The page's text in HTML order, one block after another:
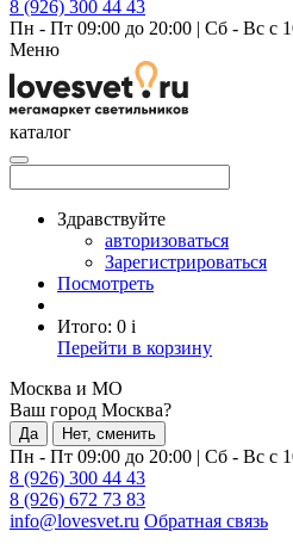
8 (926) 300 44 43
Пн - Пт 09:00 до 20:00 | Сб - Вс с
Меню
каталог
Здравствуйте
авторизоваться
Зарегистрироваться
Посмотреть
Итого: 0 i
Перейти в корзину
Москва и МО
Ваш город Москва?
Да Нет, сменить
Пн - Пт 09:00 до 20:00 | Сб - Вс с
8 (926) 300 44 43
8 (926) 672 73 83
info@lovesvet.ru Обратная связь